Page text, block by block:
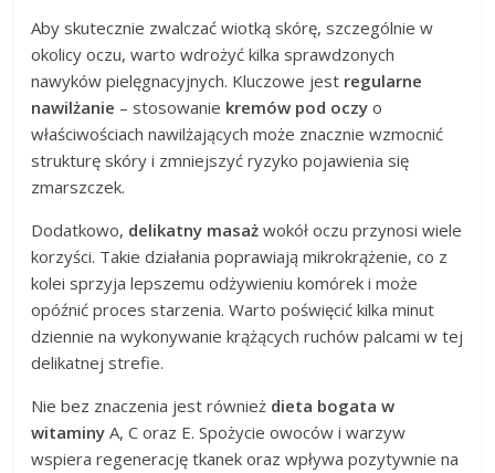
Aby skutecznie zwalczać wiotką skórę, szczególnie w
okolicy oczu, warto wdrożyć kilka sprawdzonych
nawyków pielęgnacyjnych. Kluczowe jest regularne
nawilżanie – stosowanie kremów pod oczy o
właściwościach nawilżających może znacznie wzmocnić
strukturę skóry i zmniejszyć ryzyko pojawienia się
zmarszczek.
Dodatkowo, delikatny masaż wokół oczu przynosi wiele
korzyści. Takie działania poprawiają mikrokrążenie, co z
kolei sprzyja lepszemu odżywieniu komórek i może
opóźnić proces starzenia. Warto poświęcić kilka minut
dziennie na wykonywanie krążących ruchów palcami w tej
delikatnej strefie.
Nie bez znaczenia jest również dieta bogata w
witaminy A, C oraz E. Spożycie owoców i warzyw
wspiera regenerację tkanek oraz wpływa pozytywnie na